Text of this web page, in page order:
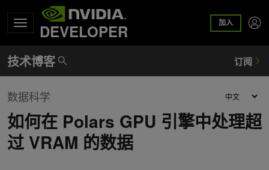
DEVELOPER 加入
数据科学
如何在 Polars GPU 引擎中处理超
过 VRAM 的数据